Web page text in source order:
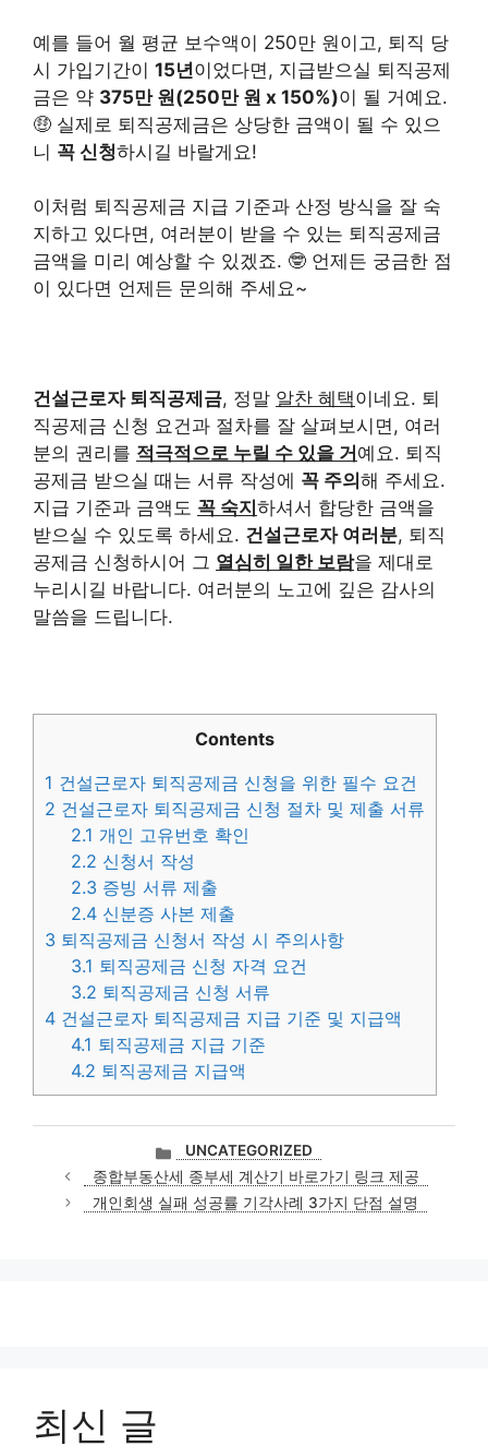
예를 들어 월 평균 보수액이 250만 원이고, 퇴직 당
시 가입기간이 15년이었다면, 지급받으실 퇴직공제
금은 약 375만 원(250만 원 x 150%)이 될 거예요.
🤑 실제로 퇴직공제금은 상당한 금액이 될 수 있으
니 꼭 신청하시길 바랄게요!
이처럼 퇴직공제금 지급 기준과 산정 방식을 잘 숙
지하고 있다면, 여러분이 받을 수 있는 퇴직공제금
금액을 미리 예상할 수 있겠죠. 🤓 언제든 궁금한 점
이 있다면 언제든 문의해 주세요~
건설근로자 퇴직공제금, 정말 알찬 혜택이네요. 퇴
직공제금 신청 요건과 절차를 잘 살펴보시면, 여러
분의 권리를 적극적으로 누릴 수 있을 거 예요. 퇴직
공제금 받으실 때는 서류 작성에 꼭 주의 해 주세요.
지급 기준과 금액도 꼭 숙지 하셔서 합당한 금액을
받으실 수 있도록 하세요. 건설근로자 여러분, 퇴직
공제금 신청하시어 그 열심히 일한 보람을 제대로
누리시길 바랍니다. 여러분의 노고에 깊은 감사의
말씀을 드립니다.
Contents
1 건설근로자 퇴직공제금 신청을 위한 필수 요건
2 건설근로자 퇴직공제금 신청 절차 및 제출 서류
2.1 개인 고유번호 확인
2.2 신청서 작성
2.3 증빙 서류 제출
2.4 신분증 사본 제출
3 퇴직공제금 신청서 작성 시 주의사항
3.1 퇴직공제금 신청 자격 요건
3.2 퇴직공제금 신청 서류
4 건설근로자 퇴직공제금 지급 기준 및 지급액
4.1 퇴직공제금 지급 기준
4.2 퇴직공제금 지급액
카
테
고
리
UNCATEGORIZED
종합부동산세 종부세 계산기 바로가기 링크 제공
개인회생 실패 성공률 기각사례 3가지 단점 설명
최신 글